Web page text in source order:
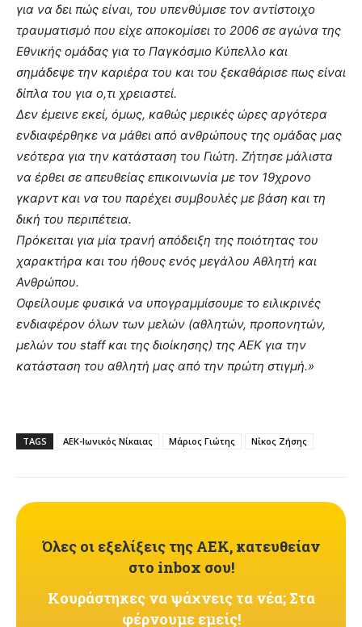
για να δει πώς είναι, του υπενθύμισε τον αντίστοιχο
τραυματισμό που είχε αποκομίσει το 2006 σε αγώνα της
Εθνικής ομάδας για το Παγκόσμιο Κύπελλο και
σημάδεψε την καριέρα του και του ξεκαθάρισε πως είναι
δίπλα του για ο,τι χρειαστεί.
Δεν έμεινε εκεί, όμως, καθώς μερικές ώρες αργότερα
ενδιαφέρθηκε να μάθει από ανθρώπους της ομάδας μας
νεότερα για την κατάσταση του Γιώτη. Ζήτησε μάλιστα
να έρθει σε απευθείας επικοινωνία με τον 19χρονο
γκαρντ και να του παρέχει συμβουλές με βάση και τη
δική του περιπέτεια.
Πρόκειται για μία τρανή απόδειξη της ποιότητας του
χαρακτήρα και του ήθους ενός μεγάλου Αθλητή και
Ανθρώπου.
Οφείλουμε φυσικά να υπογραμμίσουμε το ειλικρινές
ενδιαφέρον όλων των μελών (αθλητών, προπονητών,
μελών του staff και της διοίκησης) της ΑΕΚ για την
κατάσταση του αθλητή μας από την πρώτη στιγμή.»
TAGS ΑΕΚ-Ιωνικός Νίκαιας Μάριος Γιώτης Νίκος Ζήσης